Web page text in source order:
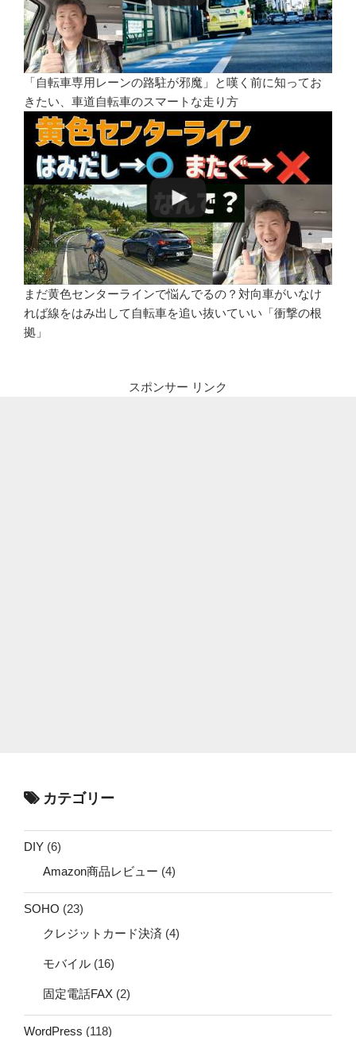
「自転車専用レーンの路駐が邪魔」と嘆く前に知ってお
きたい、車道自転車のスマートな走り方
まだ黄色センターラインで悩んでるの？対向車がいなけ
れば線をはみ出して自転車を追い抜いていい「衝撃の根
拠」
スポンサー リンク
カテゴリー
DIY (6)
Amazon商品レビュー (4)
SOHO (23)
クレジットカード決済 (4)
モバイル (16)
固定電話FAX (2)
WordPress (118)